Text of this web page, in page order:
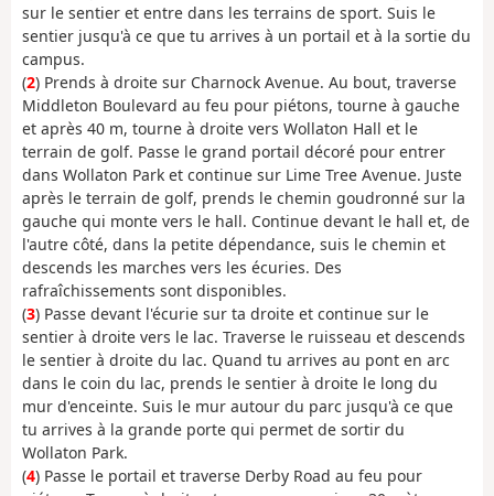
sur le sentier et entre dans les terrains de sport. Suis le
sentier jusqu'à ce que tu arrives à un portail et à la sortie du
campus.
(2) Prends à droite sur Charnock Avenue. Au bout, traverse
Middleton Boulevard au feu pour piétons, tourne à gauche
et après 40 m, tourne à droite vers Wollaton Hall et le
terrain de golf. Passe le grand portail décoré pour entrer
dans Wollaton Park et continue sur Lime Tree Avenue. Juste
après le terrain de golf, prends le chemin goudronné sur la
gauche qui monte vers le hall. Continue devant le hall et, de
l'autre côté, dans la petite dépendance, suis le chemin et
descends les marches vers les écuries. Des
rafraîchissements sont disponibles.
(3) Passe devant l'écurie sur ta droite et continue sur le
sentier à droite vers le lac. Traverse le ruisseau et descends
le sentier à droite du lac. Quand tu arrives au pont en arc
dans le coin du lac, prends le sentier à droite le long du
mur d'enceinte. Suis le mur autour du parc jusqu'à ce que
tu arrives à la grande porte qui permet de sortir du
Wollaton Park.
(4) Passe le portail et traverse Derby Road au feu pour